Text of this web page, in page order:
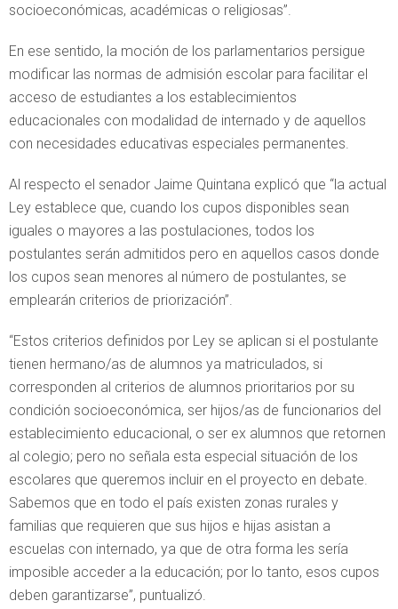
socioeconómicas, académicas o religiosas”.
En ese sentido, la moción de los parlamentarios persigue
modificar las normas de admisión escolar para facilitar el
acceso de estudiantes a los establecimientos
educacionales con modalidad de internado y de aquellos
con necesidades educativas especiales permanentes.
Al respecto el senador Jaime Quintana explicó que “la actual
Ley establece que, cuando los cupos disponibles sean
iguales o mayores a las postulaciones, todos los
postulantes serán admitidos pero en aquellos casos donde
los cupos sean menores al número de postulantes, se
emplearán criterios de priorización”.
“Estos criterios definidos por Ley se aplican si el postulante
tienen hermano/as de alumnos ya matriculados, si
corresponden al criterios de alumnos prioritarios por su
condición socioeconómica, ser hijos/as de funcionarios del
establecimiento educacional, o ser ex alumnos que retornen
al colegio; pero no señala esta especial situación de los
escolares que queremos incluir en el proyecto en debate.
Sabemos que en todo el país existen zonas rurales y
familias que requieren que sus hijos e hijas asistan a
escuelas con internado, ya que de otra forma les sería
imposible acceder a la educación; por lo tanto, esos cupos
deben garantizarse”, puntualizó.